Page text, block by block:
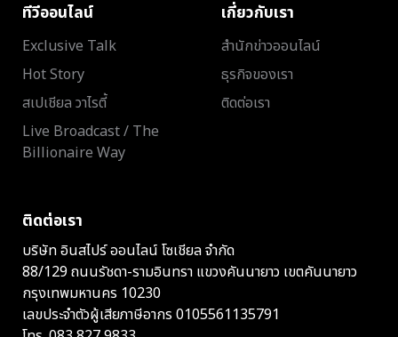
ทีวีออนไลน์
Exclusive Talk
Hot Story
สเปเชียล วาไรตี้
Live Broadcast / The
Billionaire Way
เกี่ยวกับเรา
สำนักข่าวออนไลน์
ธุรกิจของเรา
ติดต่อเรา
ติดต่อเรา
บริษัท อินสไปร์ ออนไลน์ โซเชียล จำกัด
88/129 ถนนรัชดา-รามอินทรา แขวงคันนายาว เขตคันนายาว
กรุงเทพมหานคร 10230
เลขประจำตัวผู้เสียภาษีอากร 0105561135791